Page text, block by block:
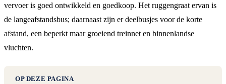
vervoer is goed ontwikkeld en goedkoop. Het ruggengraat ervan is
de langeafstandsbus; daarnaast zijn er deelbusjes voor de korte
afstand, een beperkt maar groeiend treinnet en binnenlandse
vluchten.
OP DEZE PAGINA